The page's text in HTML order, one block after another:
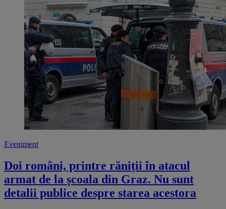
Eveniment
Doi români, printre răniții în atacul
armat de la școala din Graz. Nu sunt
detalii publice despre starea acestora